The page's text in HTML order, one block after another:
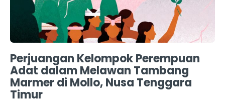
Perjuangan Kelompok Perempuan
Adat dalam Melawan Tambang
Marmer di Mollo, Nusa Tenggara
Timur